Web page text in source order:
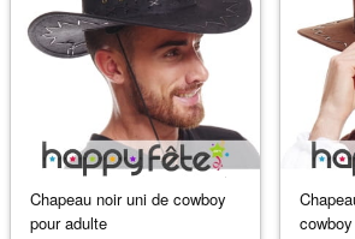
Chapeau noir uni de cowboy
pour adulte